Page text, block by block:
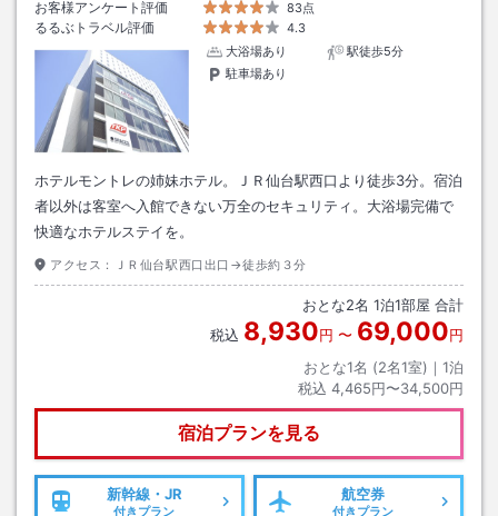
お客様アンケート評価
83点
るるぶトラベル評価
4.3
大浴場あり
駅徒歩5分
駐車場あり
ホテルモントレの姉妹ホテル。ＪＲ仙台駅西口より徒歩3分。宿泊
者以外は客室へ入館できない万全のセキュリティ。大浴場完備で
快適なホテルステイを。
アクセス： ＪＲ仙台駅西口出口→徒歩約３分
おとな2名 1泊1部屋 合計
税込 8,930円 〜 69,000円
おとな1名 (2名1室)｜ 1泊
税込 4,465円〜34,500円
宿泊プランを見る
新幹線・JR
付きプラン
航空券
付きプラン